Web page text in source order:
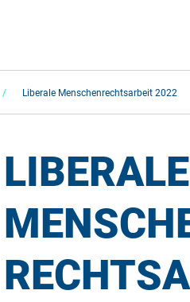
Liberale Menschenrechtsarbeit 2022
LIBERALE